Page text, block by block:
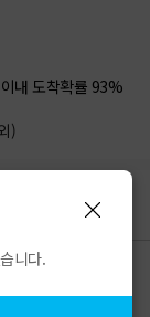
이내 도착확률 93%
)
반품/교환
니다.